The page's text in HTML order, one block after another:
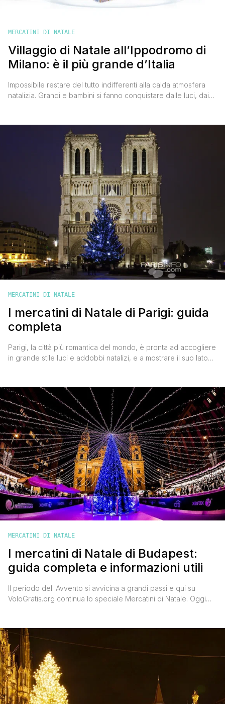
MERCATINI DI NATALE
Villaggio di Natale all’Ippodromo di
Milano: è il più grande d’Italia
Impossibile restare del tutto indifferenti alla calda atmosfera
natalizia. Grandi e bambini si fanno conquistare dalle luci, dai
questa magica aria di festa. Per questo le città si attrezzano
allestendo nei parchi e nelle [']
MERCATINI DI NATALE
I mercatini di Natale di Parigi: guida
completa
Parigi, la città più romantica del mondo, è pronta ad accogliere
in grande stile luci e addobbi natalizi, e a mostrare il suo lato
lasciano il segno e che ti consiglio di provare almeno una volta
[']
MERCATINI DI NATALE
I mercatini di Natale di Budapest:
guida completa e informazioni utili
Il periodo dell'Avvento si avvicina a grandi passi e qui su
VoloGratis.org continua lo speciale Mercatini di Natale. Oggi
chiunque la visiti in ogni stagione, è proprio con l'avvicinarsi
delle festività natalizie che esprime al massimo tutta la [']